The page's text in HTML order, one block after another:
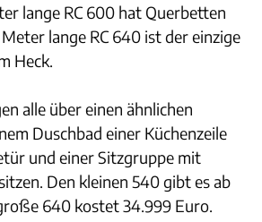
lange RC 600 hat Querbetten
lange RC 640 ist der einzige
Heck.
alle über einen ähnlichen
Duschbad einer Küchenzeile
und einer Sitzgruppe mit
Den kleinen 540 gibt es ab
640 kostet 34.999 Euro.